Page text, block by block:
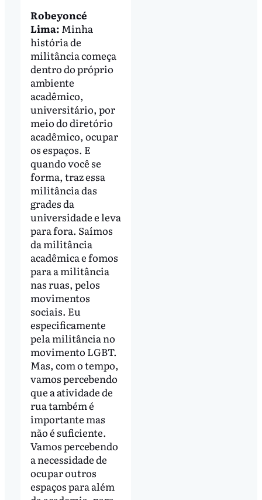
Robeyoncé
Lima: Minha
história de
militância começa
dentro do próprio
ambiente
acadêmico,
universitário, por
meio do diretório
acadêmico, ocupar
os espaços. E
quando você se
forma, traz essa
militância das
grades da
universidade e leva
para fora. Saímos
da militância
acadêmica e fomos
para a militância
nas ruas, pelos
movimentos
sociais. Eu
especificamente
pela militância no
movimento LGBT.
Mas, com o tempo,
vamos percebendo
que a atividade de
rua também é
importante mas
não é suficiente.
Vamos percebendo
a necessidade de
ocupar outros
espaços para além